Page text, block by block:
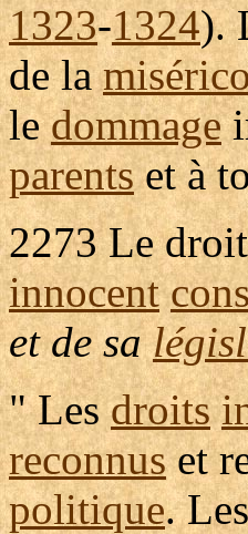
1323-1324).
de la
ledommage
parentset à
2273 Le
innocent
et de sa
" Lesdroits
reconnuset
politique.